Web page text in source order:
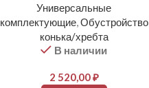
Универсальные
комплектующие,Обустройство
конька/хребта
В наличии
2 520,00₽